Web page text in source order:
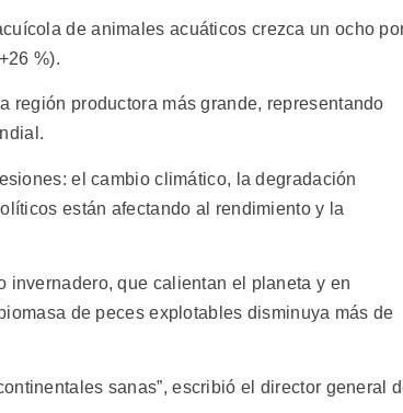
de animales acuáticos crezca un ocho
%).
región productora más grande, representando
el cambio climático, la degradación
están afectando al rendimiento y la
invernadero, que calientan el planeta y en
de peces explotables disminuya más de
sanas”, escribió el director general